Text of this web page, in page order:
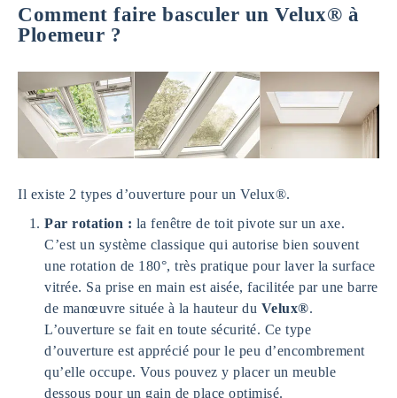
Comment faire basculer un Velux® à
Ploemeur ?
Il existe 2 types d’ouverture pour un Velux®.
Par rotation : la fenêtre de toit pivote sur un axe.
C’est un système classique qui autorise bien souvent
une rotation de 180°, très pratique pour laver la surface
vitrée. Sa prise en main est aisée, facilitée par une barre
de manœuvre située à la hauteur du Velux®.
L’ouverture se fait en toute sécurité. Ce type
d’ouverture est apprécié pour le peu d’encombrement
qu’elle occupe. Vous pouvez y placer un meuble
dessous pour un gain de place optimisé.